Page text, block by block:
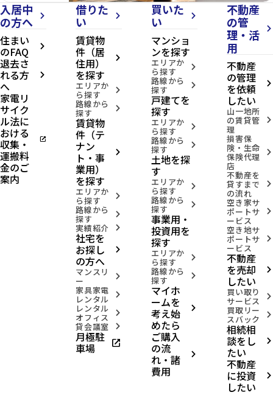
入居中
の方へ
arrow_forward_ios
住まい
のFAQ arrow_forward_ios
退去さ
れる方
へ
arrow_forward_ios
家電リ
サイク
ル法に
おける
収集・
運搬料
金のご
案内
open_in_new
借りた
い
arrow_forward_ios
賃貸物
件（居
住用）
を探す
arrow_forward_ios
エリアか
ら探す arrow_forward_ios
路線から
探す arrow_forward_ios
賃貸物
件（テ
ナン
ト・事
業用）
を探す
arrow_forward_ios
エリアか
ら探す arrow_forward_ios
路線から
探す arrow_forward_ios
実績紹介 arrow_forward_ios
社宅を
お探し
の方へ
arrow_forward_ios
マンスリ
ー arrow_forward_ios
家具家電
レンタル arrow_forward_ios
レンタル
オフィス arrow_forward_ios
貸会議室 arrow_forward_ios
月極駐
車場 open_in_new
買いた
い
arrow_forward_ios
マンショ
ンを探す
エリアか
ら探す arrow_forward_ios
路線から
探す arrow_forward_ios
戸建てを
探す
エリアか
ら探す arrow_forward_ios
路線から
探す arrow_forward_ios
土地を探
す
エリアか
ら探す arrow_forward_ios
路線から
探す arrow_forward_ios
事業用・
投資用を
探す
エリアか
ら探す arrow_forward_ios
路線から
探す arrow_forward_ios
マイホ
ームを
考え始
めたら
arrow_forward_ios
ご購入
の流
れ・諸
費用
arrow_forward_ios
不動産
の管
理・活
用
arrow_forward_ios
不動産
の管理
を依頼
したい
arrow_forward_ios
山一地所
の賃貸管
理
arrow_forward_ios
損害保
険・生命
保険代理
店
arrow_forward_ios
不動産を
貸すまで
の流れ
arrow_forward_ios
空き家サ
ポートサ
ービス
arrow_forward_ios
空き地サ
ポートサ
ービス
arrow_forward_ios
不動産
を売却
したい
arrow_forward_ios
買い取り
サービス arrow_forward_ios
買取リー
スバック arrow_forward_ios
相続相
談をし
たい
arrow_forward_ios
不動産
に投資
したい
arrow_forward_ios